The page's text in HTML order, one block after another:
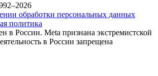
обработки персональных данных
политика
в России. Meta признана экстремистской
в России запрещена